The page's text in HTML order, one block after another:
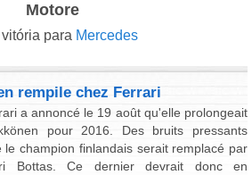
Motore
para Mercedes
rempile chez Ferrari
a annoncé le 19 août qu'elle prolongeait
pour 2016. Des bruits pressants
champion finlandais serait remplacé par
Bottas. Ce dernier devrait donc en